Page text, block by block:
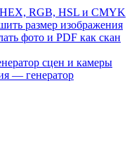
RGB, HSL и CMYK
размер изображения
фото и PDF как скан
сцен и камеры
— генератор